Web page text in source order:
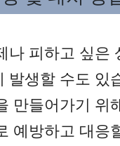
나 피하고 싶은
발생할 수도 있
만들어가기 위
예방하고 대응